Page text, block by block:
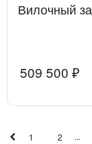
Вилочный
509 500 ₽
1 2 ...